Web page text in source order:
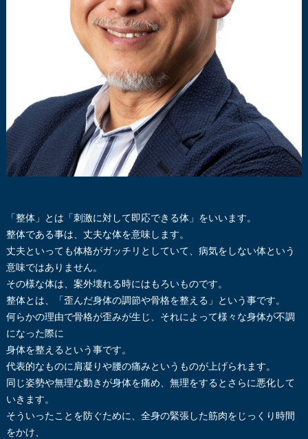
「整体」とは「刺激に対して即応できる体」をいいます。
整体である事は、丈夫な体を意味します。
丈夫といっても体格がガッチリとしていて、病気をしない体という
意味ではありません。
その様な体は、案外壊れる時にはもろいものです。
整体とは、「歪んだ身体の調節や骨格を整える」という事です。
何らかの理由で骨格が歪みが生じ、それによって様々な身体が不調
になった際に
身体を整えるという事です。
代表的なものに肩凝りや腰の痛みというものが上げられます。
同じ姿勢や無理な動きが身体を痛め、無理をするとさらに悪化して
いきます。
そういったことを防ぐために、全身の緊張した筋肉をじっくり時間
をかけ、